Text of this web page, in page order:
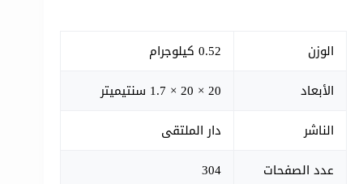
الوزن
0.52 كيلوجرام
الأبعاد
20 × 20 × 1.7 سنتيميتر
الناشر
دار الملتقى
عدد الصفحات
304